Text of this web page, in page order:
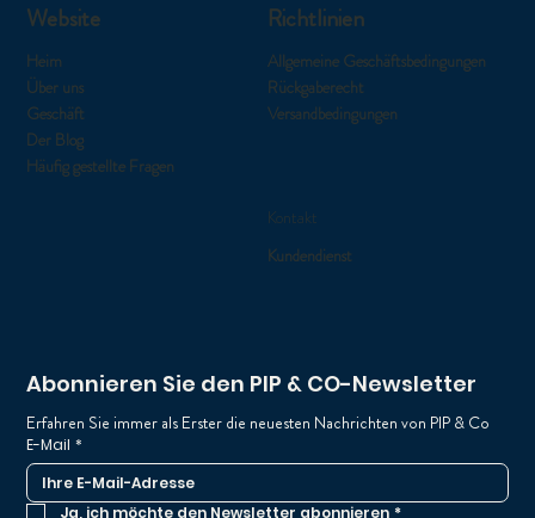
Abonnieren Sie den PIP & CO-Newsletter
Erfahren Sie immer als Erster die neuesten Nachrichten von PIP & Co
E-Mail *
Ja, ich möchte den Newsletter abonnieren *
Kontakt
Kundendienst
Richtlinien
Allgemeine Geschäftsbedingungen
Rückgaberecht
Versandbedingungen
Website
Heim
Über uns
Geschäft
Der Blog
Häufig gestellte Fragen